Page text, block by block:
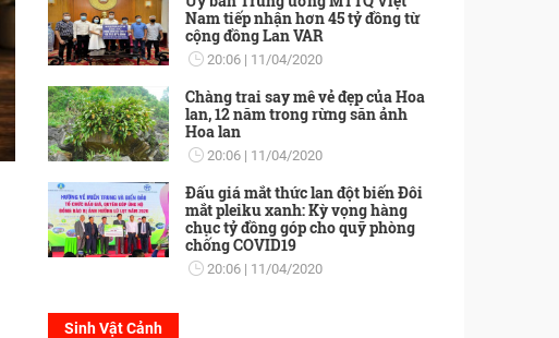
Nam tiếp nhận hơn 45 tỷ đồng từ
cộng đồng Lan VAR
20:06 11/04/2020
Chàng trai say mê vẻ đẹp của Hoa
lan, 12 năm trong rừng săn ảnh
Hoa lan
20:06 11/04/2020
Đấu giá mắt thức lan đột biến Đôi
mắt pleiku xanh: Kỳ vọng hàng
chục tỷ đồng góp cho quỹ phòng
chống COVID19
20:06 11/04/2020
Sinh Vật Cảnh